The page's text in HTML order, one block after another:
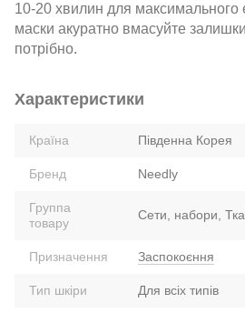
10-20 хвилин для максимального
маски акуратно вмасуйте
потрібно.
Характеристики
Країна Південна Корея
Бренд Needly
Группа
товару
Сети, набори,
Призначення Заспокоєння
Тип шкіри Для всіх типів